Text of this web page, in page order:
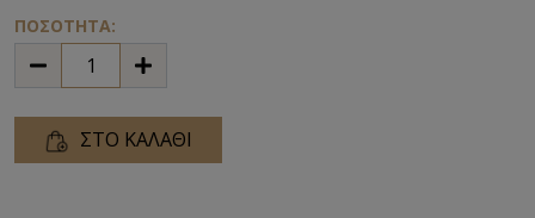
ΠΟΣΟΤΗΤΑ:
ΣΤΟ ΚΑΛΑΘΙ